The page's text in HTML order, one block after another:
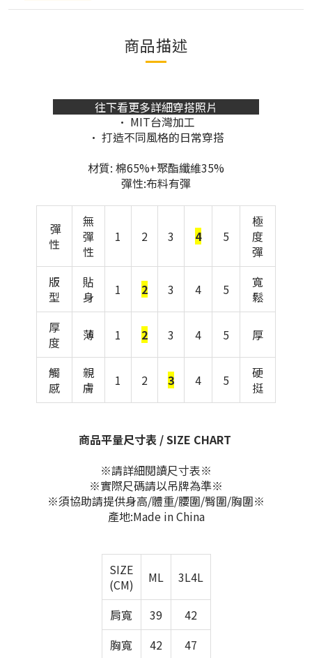
商品描述
往下看更多詳細穿搭照片
• MIT台灣加工
• 打造不同風格的日常穿搭
材質: 棉65%+聚酯纖維35%
彈性:布料有彈
彈
性
無
彈
性
1 2 3 4 5
極
度
彈
版
型
貼
身
1 2 3 4 5
寬
鬆
厚
度
薄 1 2 3 4 5 厚
觸
感
親
膚
1 2 3 4 5
硬
挺
商品平量尺寸表 / SIZE CHART
※請詳細閱讀尺寸表※
※實際尺碼請以吊牌為準※
※須協助請提供身高/體重/腰圍/臀圍/胸圍※
產地:Made in China
SIZE
(CM)
ML 3L4L
肩寬 39
42
胸寬
42 47